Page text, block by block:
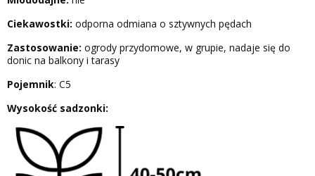
Ciekawostki: odporna odmiana o sztywnych pędach
Zastosowanie: ogrody przydomowe, w grupie, nadaje się do
donic na balkony i tarasy
Pojemnik: C5
Wysokość sadzonki: